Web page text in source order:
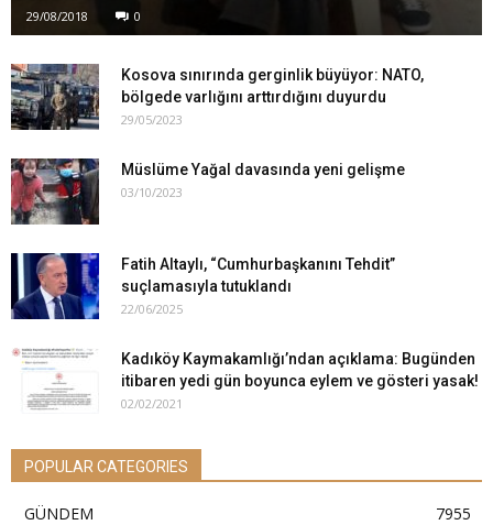
29/08/2018 0
Kosova sınırında gerginlik büyüyor: NATO,
bölgede varlığını arttırdığını duyurdu
29/05/2023
Müslüme Yağal davasında yeni gelişme
03/10/2023
Fatih Altaylı, “Cumhurbaşkanını Tehdit”
suçlamasıyla tutuklandı
22/06/2025
Kadıköy Kaymakamlığı’ndan açıklama: Bugünden
itibaren yedi gün boyunca eylem ve gösteri yasak!
02/02/2021
POPULAR CATEGORIES
GÜNDEM
7955